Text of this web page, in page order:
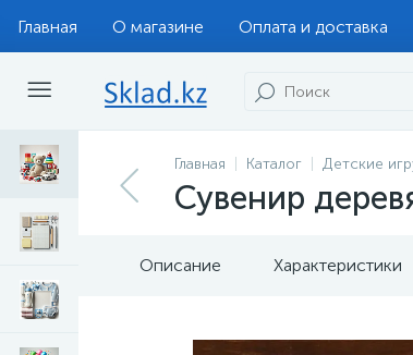
Главная О магазине Оплата и доставка
Главная Каталог Детские
Сувенир
Описание Характеристики